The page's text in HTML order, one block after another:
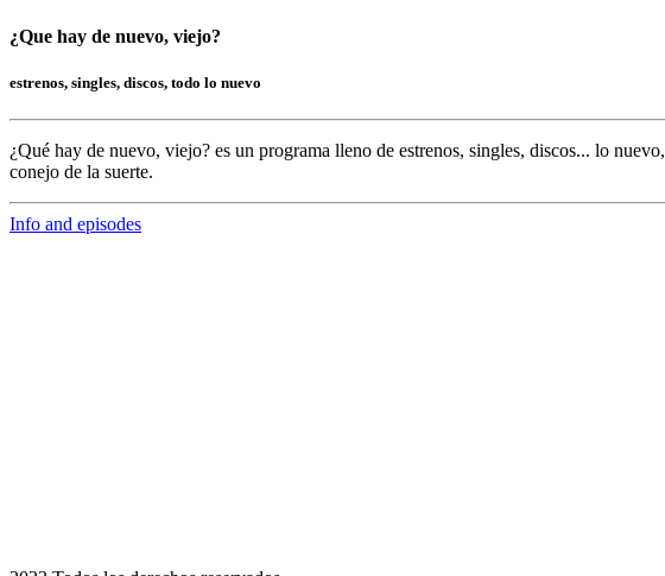
¿Que hay de nuevo, viejo?
estrenos, singles, discos, todo lo nuevo
¿Qué hay de nuevo, viejo? es un programa lleno de estrenos, singles, discos... lo nuevo,
conejo de la suerte.
Info and episodes